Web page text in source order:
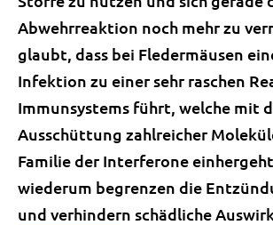
Abwehrreaktion noch mehr zu
glaubt, dass bei Fledermäusen
Infektion zu einer sehr raschen
Immunsystems führt, welche mit
Ausschüttung zahlreicher
Familie der Interferone
wiederum begrenzen die
und verhindern schädliche